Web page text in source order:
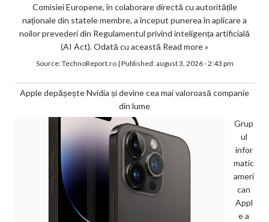
Comisiei Europene, în colaborare directă cu autoritățile
naționale din statele membre, a început punerea în aplicare a
noilor prevederi din Regulamentul privind inteligența artificială
(AI Act). Odată cu această Read more »
Source:TechnoReport.ro| Published:august 3, 2026 - 2:43 pm
Apple depășește Nvidia și devine cea mai valoroasă companie
din lume
Grup
ul
infor
matic
ameri
can
Appl
e a